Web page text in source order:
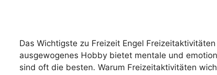
Das Wichtigste zu Freizeit Engel
ausgewogenes Hobby bietet mentale und
sind oft die besten. Warum Freizeitaktivitäten